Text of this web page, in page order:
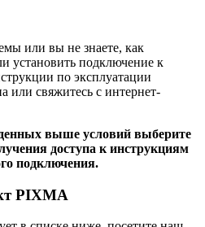
или вы не знаете, как
установить подключение к
по эксплуатации
или свяжитесь с интернет-
выше условий выберите
доступа к инструкциям
подключения.
PIXMA